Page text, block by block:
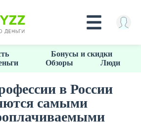
КРЕДИТЫ
Бонусы и скидки
Обзоры Люди
в России
самыми